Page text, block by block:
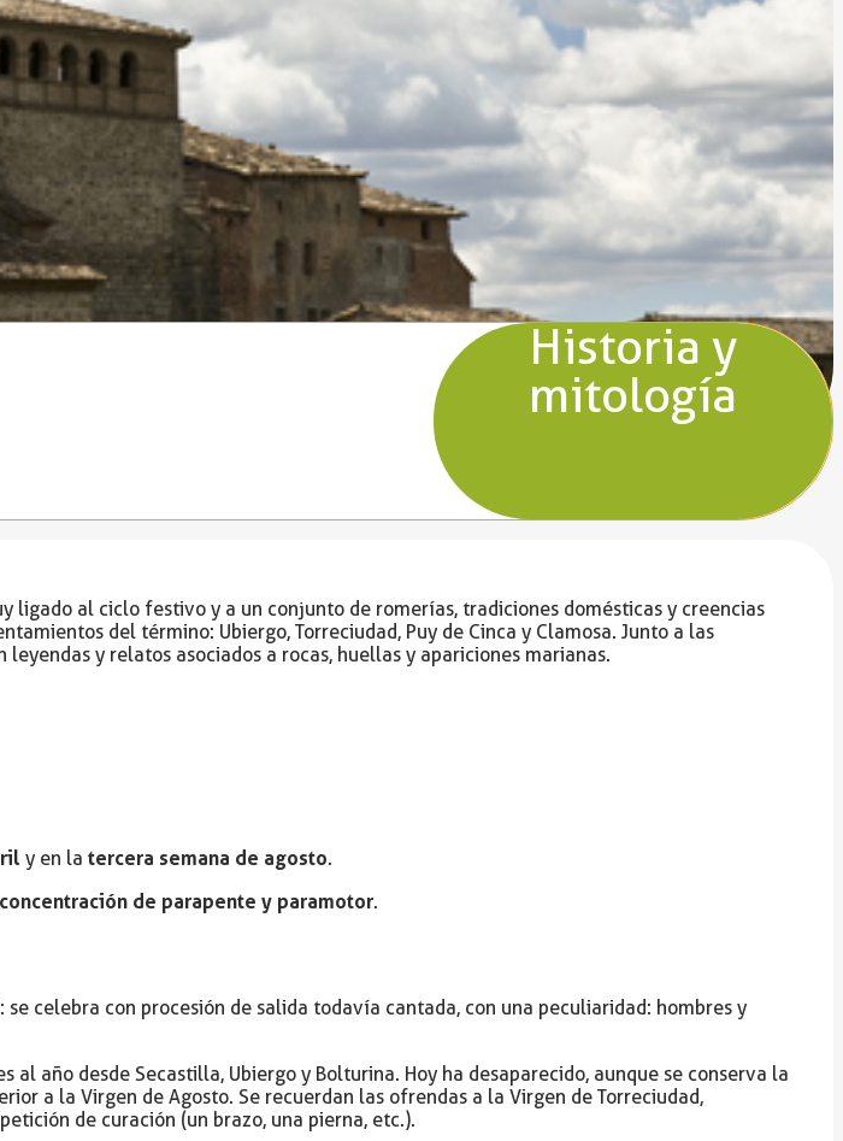
Historia y
mitología
ligado al ciclo festivo y a un conjunto de romerías, tradiciones domésticas y creencias
del término: Ubiergo, Torreciudad, Puy de Cinca y Clamosa. Junto a las
y relatos asociados a rocas, huellas y apariciones marianas.
y en la tercera semana de agosto.
concentración de parapente y paramotor.
: se celebra con procesión de salida todavía cantada, con una peculiaridad: hombres y
al año desde Secastilla, Ubiergo y Bolturina. Hoy ha desaparecido, aunque se conserva la
a la Virgen de Agosto. Se recuerdan las ofrendas a la Virgen de Torreciudad,
de curación (un brazo, una pierna, etc.).